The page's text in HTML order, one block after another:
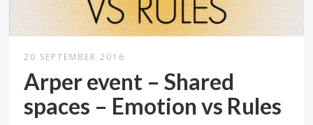
20 SEPTEMBER 2016
Arper event – Shared
spaces – Emotion vs Rules